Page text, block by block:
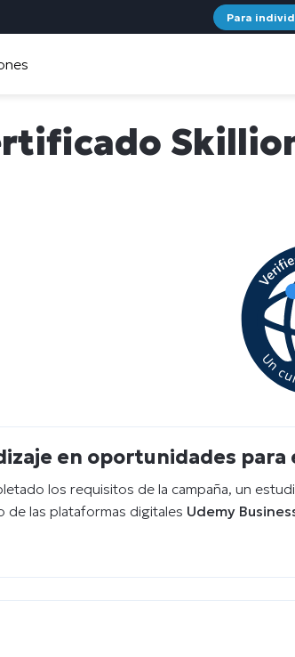
Para
en oportunidades
los requisitos de la campaña, un
de las plataformas digitales Udemy